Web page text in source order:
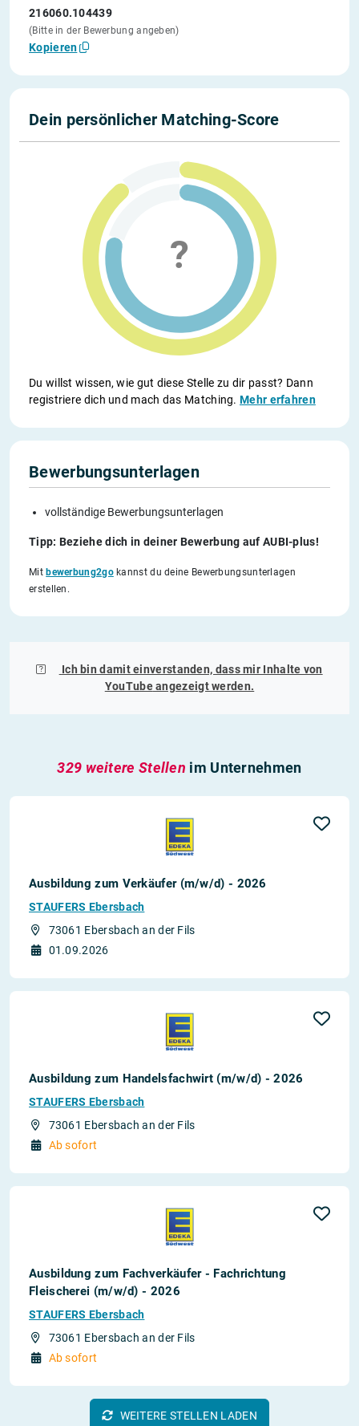
216060.104439
(Bitte in der Bewerbung angeben)
Kopieren
Dein persönlicher Matching-Score
Du willst wissen, wie gut diese Stelle zu dir passt? Dann
registriere dich und mach das Matching.Mehr erfahren
Bewerbungsunterlagen
vollständige Bewerbungsunterlagen
Tipp: Beziehe dich in deiner Bewerbung auf AUBI-plus!
Mit bewerbung2gokannst du deine Bewerbungsunterlagen
erstellen.
Ich bin damit einverstanden, dass mir Inhalte von
YouTubeangezeigt werden.
329 weitere Stellen im Unternehmen
Ausbildung zum Verkäufer (m/w/d) - 2026
STAUFERS Ebersbach
73061 Ebersbach an der Fils
01.09.2026
Ausbildung zum Handelsfachwirt (m/w/d) - 2026
STAUFERS Ebersbach
73061 Ebersbach an der Fils
Ab sofort
Ausbildung zum Fachverkäufer - Fachrichtung
Fleischerei (m/w/d) - 2026
STAUFERS Ebersbach
73061 Ebersbach an der Fils
Ab sofort
WEITERE STELLEN LADEN